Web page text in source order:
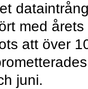
med årets
att över
juni.